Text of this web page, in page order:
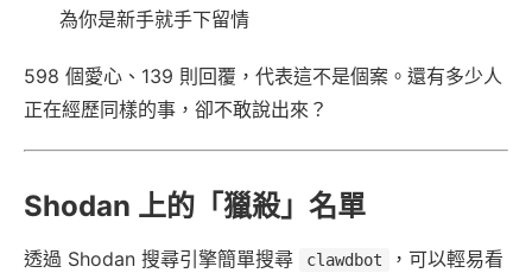
為你是新手就手下留情
598 個愛心、139 則回覆，代表這不是個案。還有多少人
正在經歷同樣的事，卻不敢說出來？
Shodan 上的「獵殺」名單
透過 Shodan 搜尋引擎簡單搜尋 clawdbot
，可以輕易看